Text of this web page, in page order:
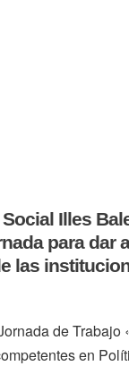
Illes
para dar
las
de Trabajo
en